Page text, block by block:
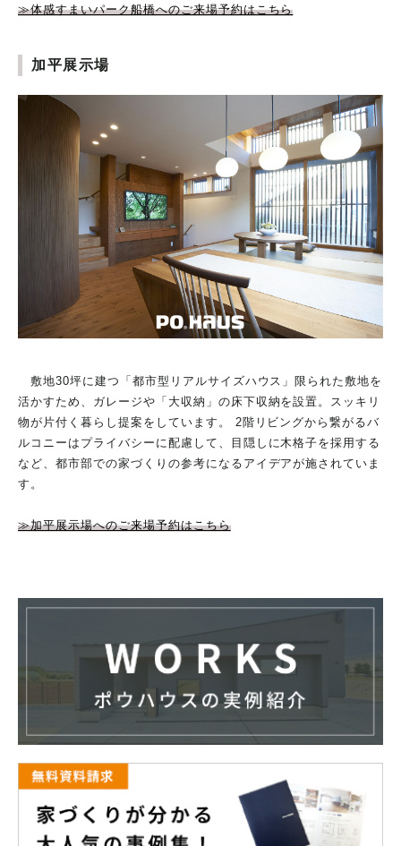
≫体感すまいパーク船橋へのご来場予約はこちら
加平展示場
敷地30坪に建つ「都市型リアルサイズハウス」限られた敷地を
活かすため、ガレージや「大収納」の床下収納を設置。スッキリ
物が片付く暮らし提案をしています。 2階リビングから繋がるバ
ルコニーはプライバシーに配慮して、目隠しに木格子を採用する
など、都市部での家づくりの参考になるアイデアが施されていま
す。
≫加平展示場へのご来場予約はこちら